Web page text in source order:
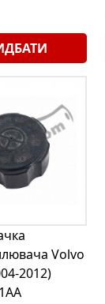
Volvo
2012)